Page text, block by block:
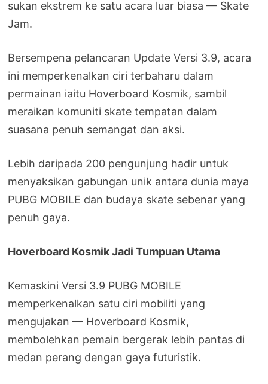
sukan ekstrem ke satu acara luar biasa — Skate
Jam.
Bersempena pelancaran Update Versi 3.9, acara
ini memperkenalkan ciri terbaharu dalam
permainan iaitu Hoverboard Kosmik, sambil
meraikan komuniti skate tempatan dalam
suasana penuh semangat dan aksi.
Lebih daripada 200 pengunjung hadir untuk
menyaksikan gabungan unik antara dunia maya
PUBG MOBILE dan budaya skate sebenar yang
penuh gaya.
Hoverboard Kosmik Jadi Tumpuan Utama
Kemaskini Versi 3.9 PUBG MOBILE
memperkenalkan satu ciri mobiliti yang
mengujakan — Hoverboard Kosmik,
membolehkan pemain bergerak lebih pantas di
medan perang dengan gaya futuristik.